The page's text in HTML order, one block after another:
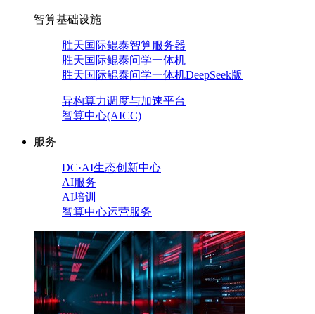
智算基础设施
胜天国际鲲泰智算服务器
胜天国际鲲泰问学一体机
胜天国际鲲泰问学一体机DeepSeek版
异构算力调度与加速平台
智算中心(AICC)
服务
DC·AI生态创新中心
AI服务
AI培训
智算中心运营服务